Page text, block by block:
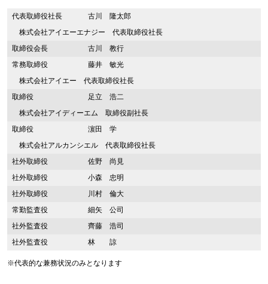
代表取締役社長
古川 隆太郎
株式会社アイエーエナジー 代表取締役社長
取締役会長
古川 教行
常務取締役
藤井 敏光
株式会社アイエー 代表取締役社長
取締役
足立 浩二
株式会社アイディーエム 取締役副社長
取締役
濵田 学
株式会社アルカンシエル 代表取締役社長
社外取締役
佐野 尚見
社外取締役
小森 忠明
社外取締役
川村 倫大
常勤監査役
細矢 公司
社外監査役
齊藤 浩司
社外監査役
林 諒
※代表的な兼務状況のみとなります